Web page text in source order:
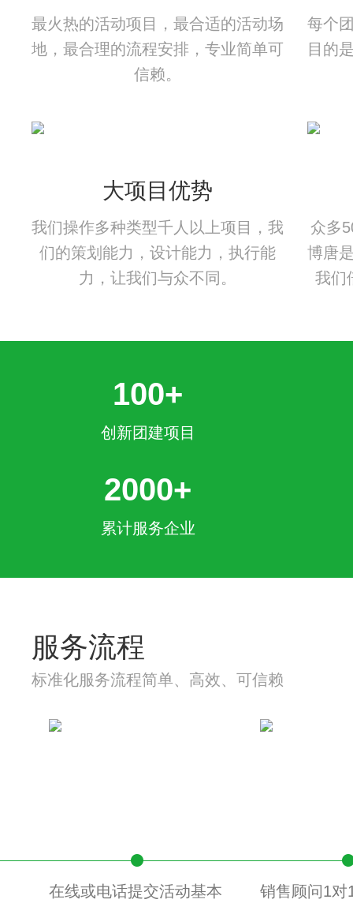
最火热的活动项目，最合适的活动场
地，最合理的流程安排，专业简单可
信赖。
每个
目的
大项目优势
我们操作多种类型千人以上项目，我
们的策划能力，设计能力，执行能
力，让我们与众不同。
众多
博唐
我们
100+
创新团建项目
2000+
累计服务企业
服务流程
标准化服务流程简单、高效、可信赖
在线或电话提交活动基本
销售顾问1对